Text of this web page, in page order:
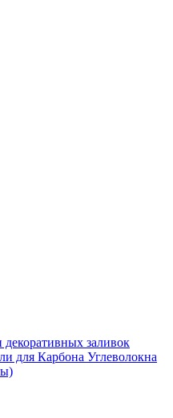
заливок
для Карбона Углеволокна